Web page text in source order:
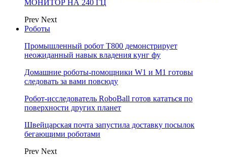
МОНИТОР НА 240 ГЦ
Prev Next
Роботы
Промышленный робот Т800 демонстрирует
неожиданный навык владения кунг фу
Домашние роботы-помощники W1 и M1 готовы
следовать за вами повсюду
Робот-исследователь RoboBall готов кататься по
поверхности других планет
Швейцарская почта запустила доставку посылок
бегающими роботами
Prev Next